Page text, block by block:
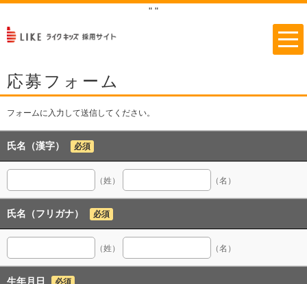
" "
応募フォーム
フォームに入力して送信してください。
氏名（漢字） 必須
（姓） （名）
氏名（フリガナ） 必須
（姓） （名）
生年月日 必須